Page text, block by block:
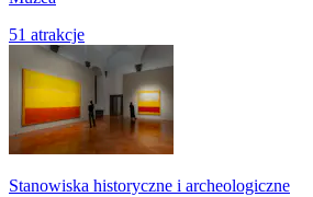
51 atrakcje
Stanowiska historyczne i archeologiczne